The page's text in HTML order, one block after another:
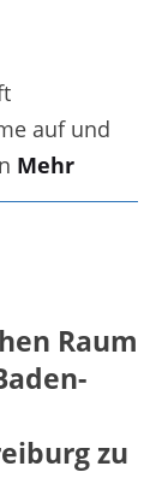
auf und
Mehr
Raum
zu